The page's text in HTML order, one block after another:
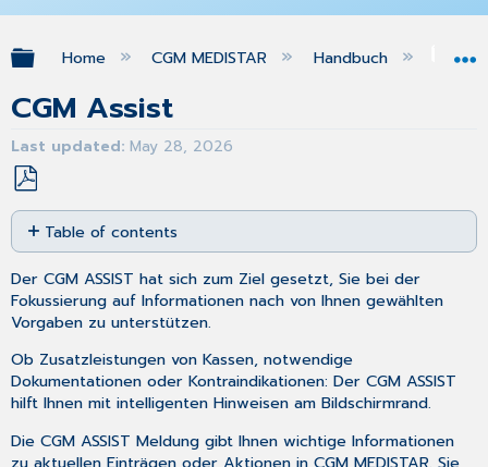
Expand/collapse global hierarchy
Home CGM MEDISTAR Handbuch
CGM Assist
Last updated May 28, 2026
Save
as
PDF
Table of contents
erscheint
der
CGM
Assist
Hinweis?
Kann
ältere
Hinweise
Der CGM ASSIST hat sich zum Ziel gesetzt, Sie bei der
Fokussierung auf Informationen nach von Ihnen gewählten
Vorgaben zu unterstützen.
Ob Zusatzleistungen von Kassen, notwendige
Dokumentationen oder Kontraindikationen: Der CGM ASSIST
hilft Ihnen mit intelligenten Hinweisen am Bildschirmrand.
Die CGM ASSIST Meldung gibt Ihnen wichtige Informationen